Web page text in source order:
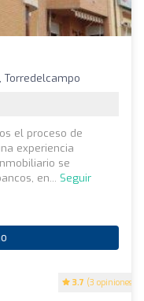
3.7 (3 opiniones)
Torredelcampo
el proceso de
experiencia
se
en... Seguir